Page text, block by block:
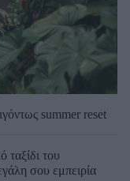
summer reset
του
σου εμπειρία